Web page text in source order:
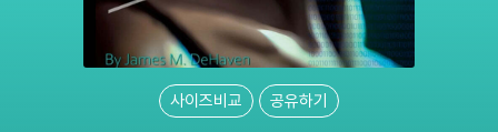
사이즈비교 공유하기